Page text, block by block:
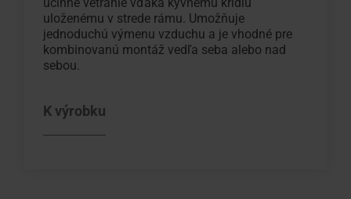
uloženému v strede rámu. Umožňuje
jednoduchú výmenu vzduchu a je vhodné pre
kombinovanú montáž vedľa seba alebo nad
sebou.
K výrobku